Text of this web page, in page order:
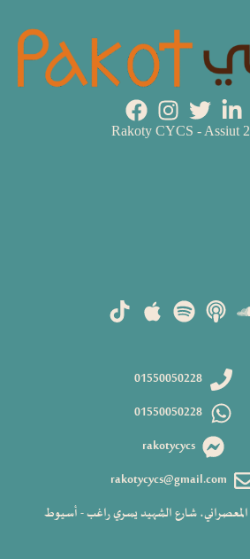
01550050228
01550050228
rakotycycs
rakotycycs@gmail.com